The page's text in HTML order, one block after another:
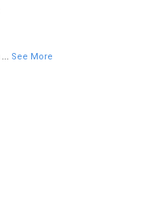
... See More